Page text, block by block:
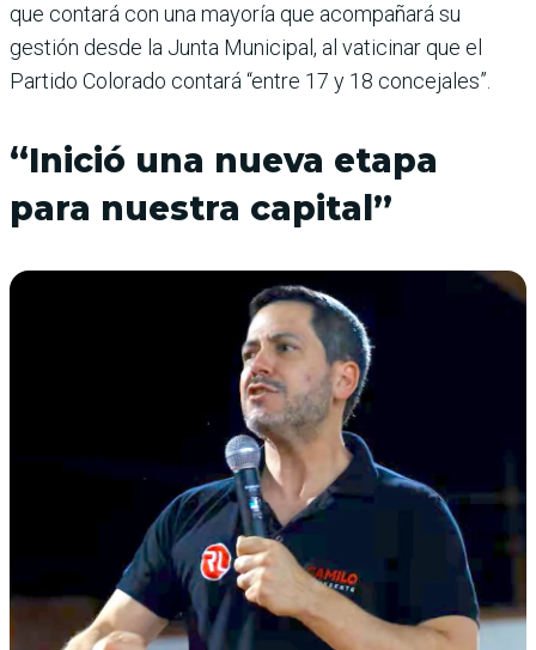
que contará con una mayoría que acompañará su
gestión desde la Junta Municipal, al vaticinar que el
Partido Colorado contará “entre 17 y 18 concejales”.
“Inició una nueva etapa
para nuestra capital”